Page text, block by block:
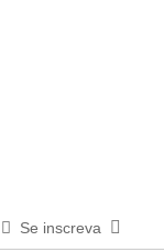
Se inscreva